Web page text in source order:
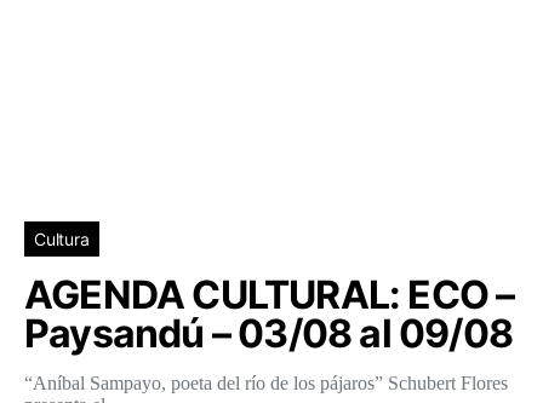
Cultura
AGENDA CULTURAL: ECO –
Paysandú – 03/08 al 09/08
“Aníbal Sampayo, poeta del río de los pájaros” Schubert Flores